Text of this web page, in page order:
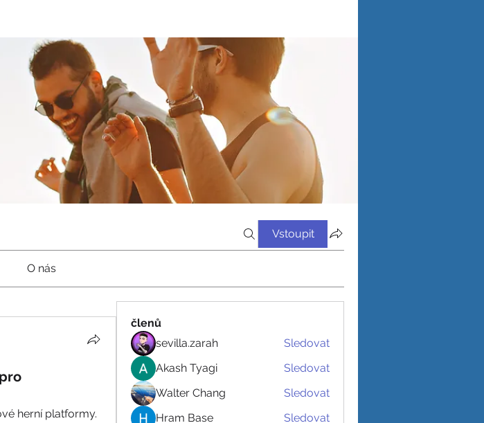
Vstoupit
O nás
herní platformy.
členů
sevilla.zarah
Sledovat
Akash Tyagi
Sledovat
Walter Chang
Sledovat
Hram Base
Sledovat